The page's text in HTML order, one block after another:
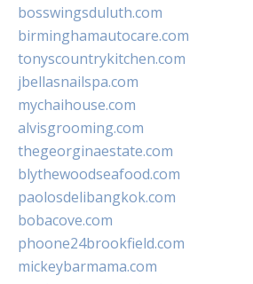
bosswingsduluth.com
birminghamautocare.com
tonyscountrykitchen.com
jbellasnailspa.com
mychaihouse.com
alvisgrooming.com
thegeorginaestate.com
blythewoodseafood.com
paolosdelibangkok.com
bobacove.com
phoone24brookfield.com
mickeybarmama.com